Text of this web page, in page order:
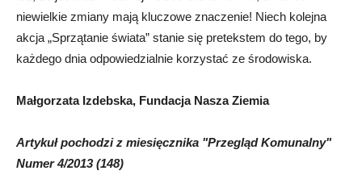
niewielkie zmiany mają kluczowe znaczenie! Niech kolejna
akcja „Sprzątanie świata” stanie się pretekstem do tego, by
każdego dnia odpowiedzialnie korzystać ze środowiska.
Małgorzata Izdebska, Fundacja Nasza Ziemia
Artykuł pochodzi z miesięcznika "Przegląd Komunalny"
Numer 4/2013 (148)